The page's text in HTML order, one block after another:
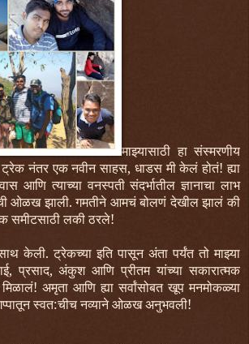
माझ्यासाठी हा संस्मरणीय
ट्रेक नंतर एक नवीन साहस, धाडस मी केलं होतं! ह्या
आणि त्याच्या वनस्पती संदर्भातील ज्ञानाचा लाभ
ओळख झाली. गमतीने आमचं बोलणं देखील झालं की
समीटसाठी लकी ठरले!
केली. ट्रेकच्या इति पासून अंता पर्यंत तो माझ्या
प्रसाद, अंकुश आणि प्रीतम यांच्या सकारात्मक
अमृता आणि ह्या सर्वांसोबत खूप मनमोकळ्या
गप्पातून स्वत:चीच नव्याने ओळख अनुभवली!